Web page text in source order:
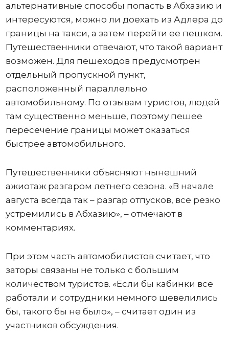
альтернативные способы попасть в Абхазию и
интересуются, можно ли доехать из Адлера до
границы на такси, а затем перейти ее пешком.
Путешественники отвечают, что такой вариант
возможен. Для пешеходов предусмотрен
отдельный пропускной пункт,
расположенный параллельно
автомобильному. По отзывам туристов, людей
там существенно меньше, поэтому пешее
пересечение границы может оказаться
быстрее автомобильного.
Путешественники объясняют нынешний
ажиотаж разгаром летнего сезона. «В начале
августа всегда так – разгар отпусков, все резко
устремились в Абхазию», – отмечают в
комментариях.
При этом часть автомобилистов считает, что
заторы связаны не только с большим
количеством туристов. «Если бы кабинки все
работали и сотрудники немного шевелились
бы, такого бы не было», – считает один из
участников обсуждения.